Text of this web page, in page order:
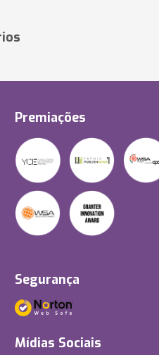
Premiações
Segurança
Mídias Sociais